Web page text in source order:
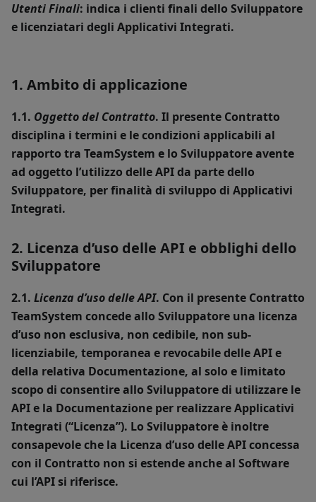
Utenti Finali: indica i clienti finali dello Sviluppatore
e licenziatari degli Applicativi Integrati.
1. Ambito di applicazione
1.1. Oggetto del Contratto. Il presente Contratto
disciplina i termini e le condizioni applicabili al
rapporto tra TeamSystem e lo Sviluppatore avente
ad oggetto l’utilizzo delle API da parte dello
Sviluppatore, per finalità di sviluppo di Applicativi
Integrati.
2. Licenza d’uso delle API e obblighi dello
Sviluppatore
2.1. Licenza d’uso delle API. Con il presente Contratto
TeamSystem concede allo Sviluppatore una licenza
d’uso non esclusiva, non cedibile, non sub-
licenziabile, temporanea e revocabile delle API e
della relativa Documentazione, al solo e limitato
scopo di consentire allo Sviluppatore di utilizzare le
API e la Documentazione per realizzare Applicativi
Integrati (“Licenza”). Lo Sviluppatore è inoltre
consapevole che la Licenza d’uso delle API concessa
con il Contratto non si estende anche al Software
cui l’API si riferisce.